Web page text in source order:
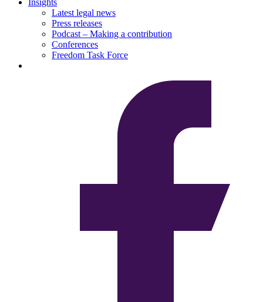
Insights
Latest legal news
Press releases
Podcast – Making a contribution
Conferences
Freedom Task Force